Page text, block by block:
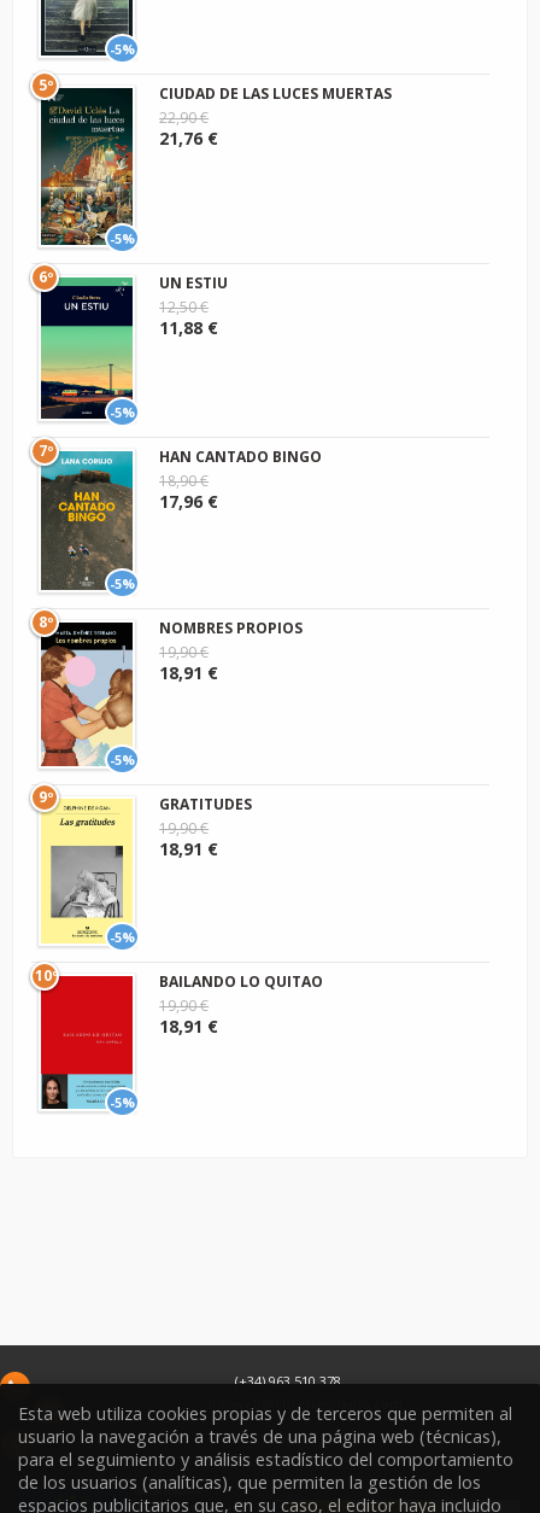
-5%
-5%
5º
CIUDAD DE LAS LUCES MUERTAS
22,90 €
21,76 €
-5%
6º
UN ESTIU
12,50 €
11,88 €
-5%
7º
HAN CANTADO BINGO
18,90 €
17,96 €
-5%
8º
NOMBRES PROPIOS
19,90 €
18,91 €
-5%
9º
GRATITUDES
19,90 €
18,91 €
-5%
10º
BAILANDO LO QUITAO
19,90 €
18,91 €
(+34) 963 510 378
infoweb@libreriasoriano.com
C/ Xàtiva 15
46002 Valencia España
Esta web utiliza cookies propias y de terceros que permiten al
usuario la navegación a través de una página web (técnicas),
para el seguimiento y análisis estadístico del comportamiento
de los usuarios (analíticas), que permiten la gestión de los
espacios publicitarios que, en su caso, el editor haya incluido